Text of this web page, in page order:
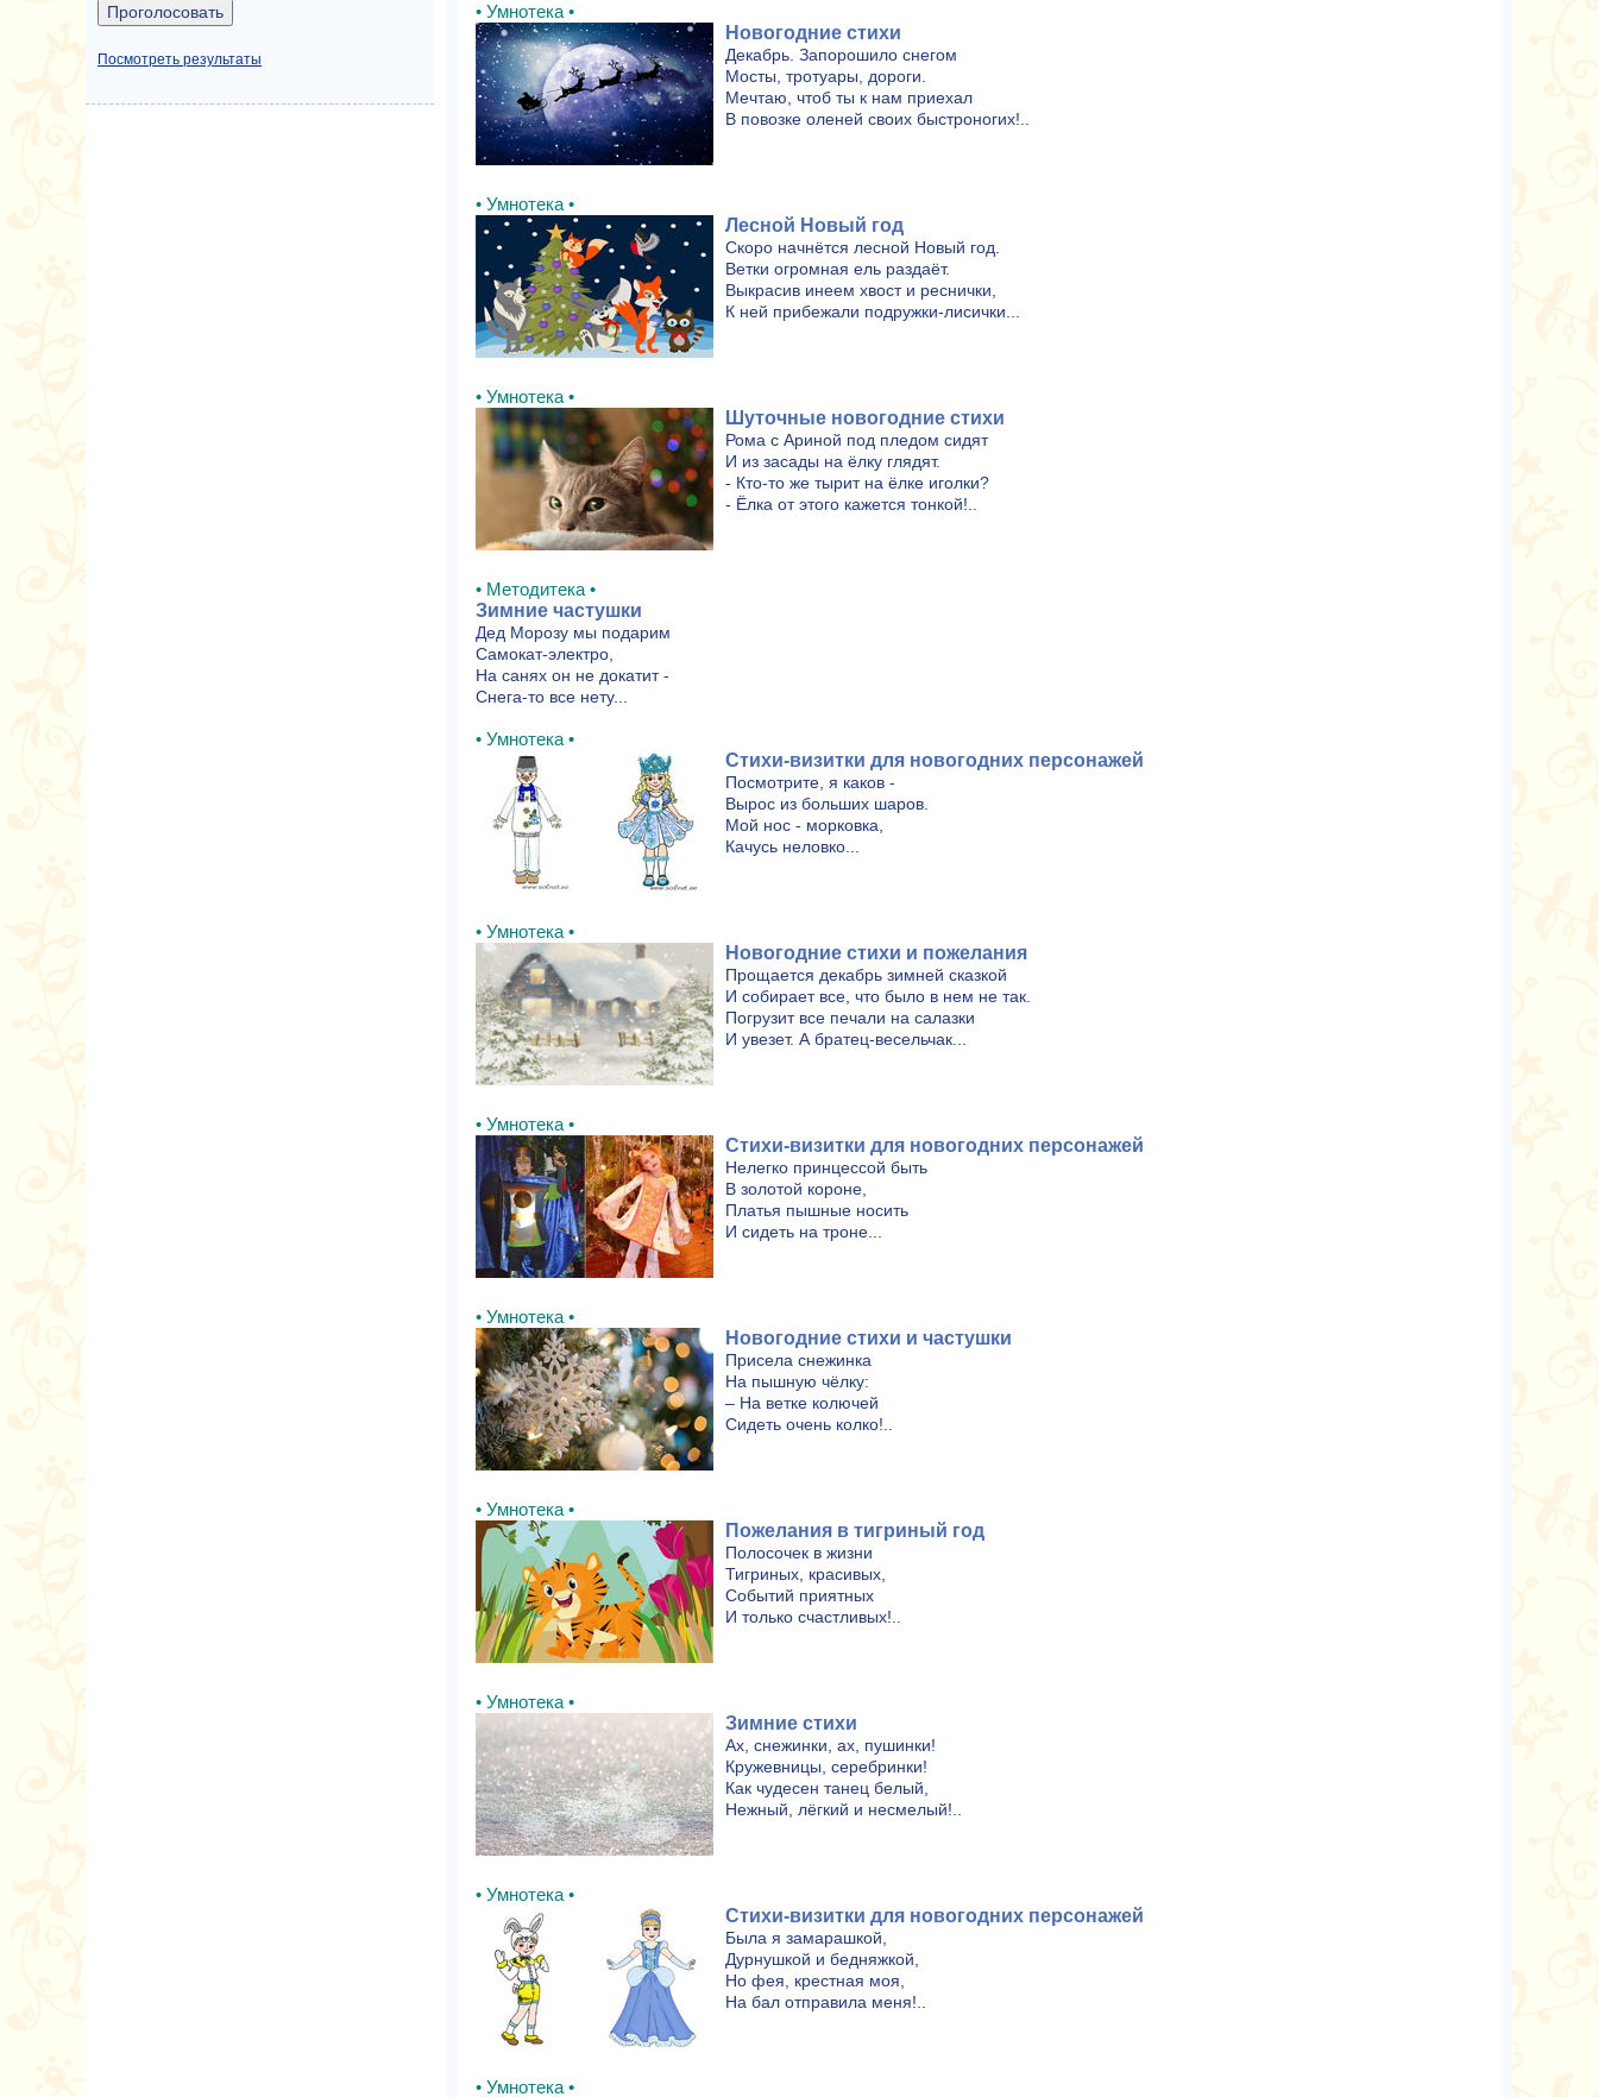
• Умнотека •
Новогодние стихи
Декабрь. Запорошило снегом
Мосты, тротуары, дороги.
Мечтаю, чтоб ты к нам приехал
В повозке оленей своих быстроногих!..
• Умнотека •
Лесной Новый год
Скоро начнётся лесной Новый год.
Ветки огромная ель раздаёт.
Выкрасив инеем хвост и реснички,
К ней прибежали подружки-лисички...
• Умнотека •
Шуточные новогодние стихи
Рома с Ариной под пледом сидят
И из засады на ёлку глядят.
- Кто-то же тырит на ёлке иголки?
- Ёлка от этого кажется тонкой!..
• Методитека •
Зимние частушки
Дед Морозу мы подарим
Самокат-электро,
На санях он не докатит -
Снега-то все нету...
• Умнотека •
Стихи-визитки для новогодних персонажей
Посмотрите, я каков -
Вырос из больших шаров.
Мой нос - морковка,
Качусь неловко...
• Умнотека •
Новогодние стихи и пожелания
Прощается декабрь зимней сказкой
И собирает все, что было в нем не так.
Погрузит все печали на салазки
И увезет. А братец-весельчак...
• Умнотека •
Стихи-визитки для новогодних персонажей
Нелегко принцессой быть
В золотой короне,
Платья пышные носить
И сидеть на троне...
• Умнотека •
Новогодние стихи и частушки
Присела снежинка
На пышную чёлку:
– На ветке колючей
Сидеть очень колко!..
• Умнотека •
Пожелания в тигриный год
Полосочек в жизни
Тигриных, красивых,
Событий приятных
И только счастливых!..
• Умнотека •
Зимние стихи
Ах, снежинки, ах, пушинки!
Кружевницы, серебринки!
Как чудесен танец белый,
Нежный, лёгкий и несмелый!..
• Умнотека •
Стихи-визитки для новогодних персонажей
Была я замарашкой,
Дурнушкой и бедняжкой,
Но фея, крестная моя,
На бал отправила меня!..
• Умнотека •
Посмотреть результаты